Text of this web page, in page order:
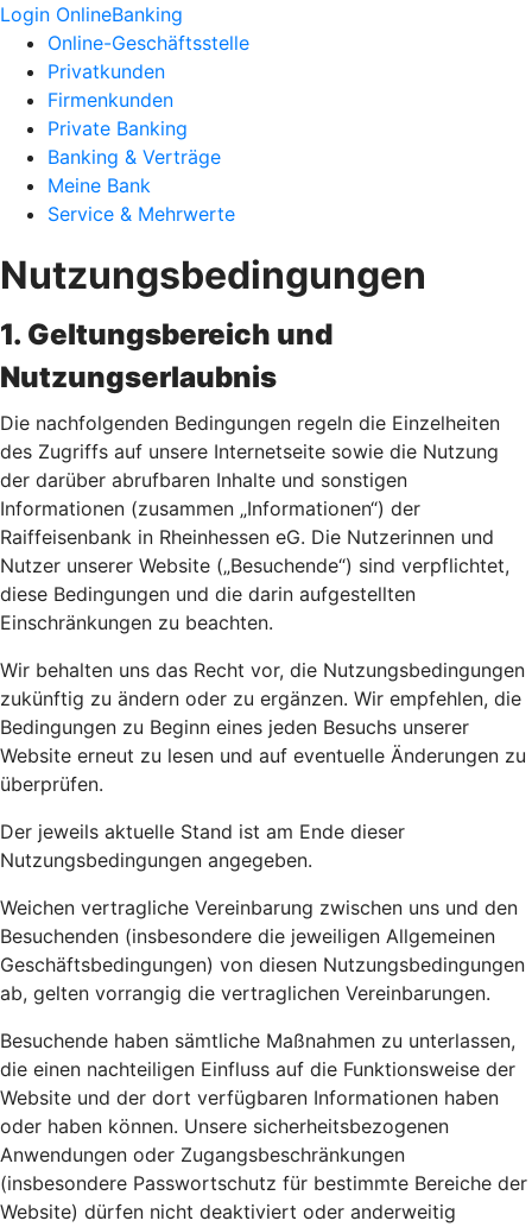
Login OnlineBanking
Online-Geschäftsstelle
Privatkunden
Firmenkunden
Private Banking
Banking & Verträge
Meine Bank
Service & Mehrwerte
Nutzungsbedingungen
1. Geltungsbereich und
Nutzungserlaubnis
Die nachfolgenden Bedingungen regeln die Einzelheiten
des Zugriffs auf unsere Internetseite sowie die Nutzung
der darüber abrufbaren Inhalte und sonstigen
Informationen (zusammen „Informationen“) der
Raiffeisenbank in Rheinhessen eG. Die Nutzerinnen und
Nutzer unserer Website („Besuchende“) sind verpflichtet,
diese Bedingungen und die darin aufgestellten
Einschränkungen zu beachten.
Wir behalten uns das Recht vor, die Nutzungsbedingungen
zukünftig zu ändern oder zu ergänzen. Wir empfehlen, die
Bedingungen zu Beginn eines jeden Besuchs unserer
Website erneut zu lesen und auf eventuelle Änderungen zu
überprüfen.
Der jeweils aktuelle Stand ist am Ende dieser
Nutzungsbedingungen angegeben.
Weichen vertragliche Vereinbarung zwischen uns und den
Besuchenden (insbesondere die jeweiligen Allgemeinen
Geschäftsbedingungen) von diesen Nutzungsbedingungen
ab, gelten vorrangig die vertraglichen Vereinbarungen.
Besuchende haben sämtliche Maßnahmen zu unterlassen,
die einen nachteiligen Einfluss auf die Funktionsweise der
Website und der dort verfügbaren Informationen haben
oder haben können. Unsere sicherheitsbezogenen
Anwendungen oder Zugangsbeschränkungen
(insbesondere Passwortschutz für bestimmte Bereiche der
Website) dürfen nicht deaktiviert oder anderweitig